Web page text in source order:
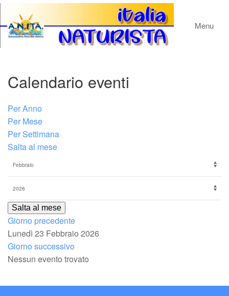
Menu
Calendario eventi
Per Anno
Per Mese
Per Settimana
Salta al mese
Salta al mese
Giorno precedente
Lunedì 23 Febbraio 2026
Giorno successivo
Nessun evento trovato